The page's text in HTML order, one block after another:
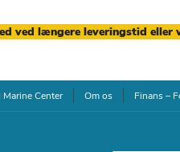
ved længere leveringstid eller
Center Om os Finans –